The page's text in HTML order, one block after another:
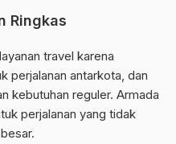
Ringkas
travel karena
perjalanan antarkota, dan
kebutuhan reguler. Armada
perjalanan yang tidak